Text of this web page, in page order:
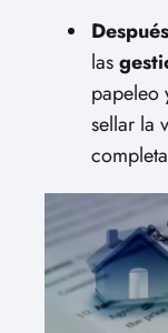
las
papeleo
sellar la